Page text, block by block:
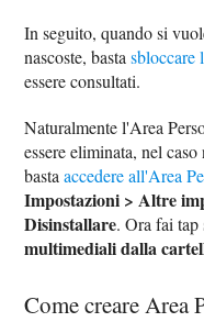
In seguito, quando si
nascoste, bastasbloccare
essere consultati.
Naturalmente l'Area
essere eliminata, nel
bastaaccedere all'Area
Impostazioni > Altre
Disinstallare. Ora fai
multimediali dalla
Come creare Area